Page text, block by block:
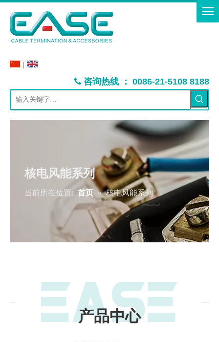
 咨询热线 ： 0086-21-5108 8188
核电风能系列
当前所在位置: 首页 » 核电风能系列
产品中心